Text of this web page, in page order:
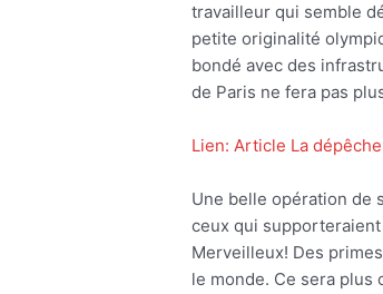
travailleur qui semble
petite originalité
bondé avec des
de Paris ne fera pas
Lien: Article La
Une belle opération de
ceux qui
Merveilleux! Des
le monde. Ce sera plus